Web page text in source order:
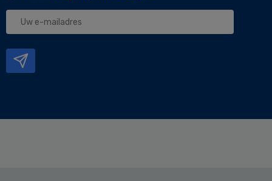
Uw